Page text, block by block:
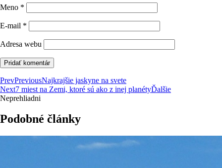
Meno *
E-mail *
Adresa webu
PrevPreviousNajkrajšie jaskyne na svete
Next7 miest na Zemi, ktoré sú ako z inej planétyĎalšie
Neprehliadni
Podobné články